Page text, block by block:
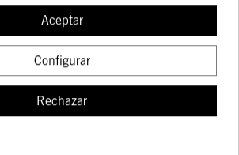
COMPRAR
Aceptar
Configurar
Rechazar